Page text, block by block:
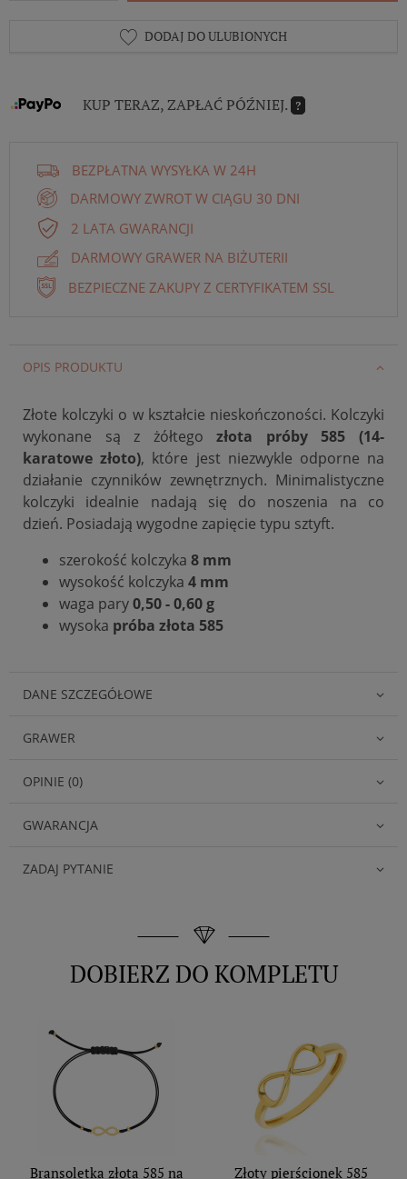
DODAJ DO ULUBIONYCH
KUP TERAZ, ZAPŁAĆ PÓŹNIEJ. ?
BEZPŁATNA WYSYŁKA W 24H
DARMOWY ZWROT W CIĄGU 30 DNI
2 LATA GWARANCJI
DARMOWY GRAWER NA BIŻUTERII
BEZPIECZNE ZAKUPY Z CERTYFIKATEM SSL
OPIS PRODUKTU
Złote kolczyki o w kształcie nieskończoności. Kolczyki
wykonane są z żółtegozłota próby 585 (14-
karatowe złoto), które jest niezwykle odporne na
działanie czynników zewnętrznych. Minimalistyczne
kolczyki idealnie nadają się do noszenia na co
dzień. Posiadają wygodne zapięcie typu sztyft.
szerokość kolczyka 8 mm
wysokość kolczyka 4 mm
waga pary0,50 - 0,60 g
wysoka próba złota 585
DANE SZCZEGÓŁOWE
GRAWER
OPINIE (0)
GWARANCJA
ZADAJ PYTANIE
DOBIERZ DO KOMPLETU
Bransoletka złota 585 na Złoty pierścionek 585